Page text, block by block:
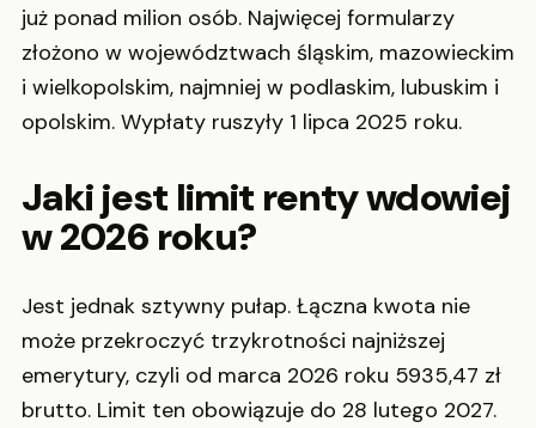
już ponad milion osób. Najwięcej formularzy
złożono w województwach śląskim, mazowieckim
i wielkopolskim, najmniej w podlaskim, lubuskim i
opolskim. Wypłaty ruszyły 1 lipca 2025 roku.
Jaki jest limit renty wdowiej
w 2026 roku?
Jest jednak sztywny pułap. Łączna kwota nie
może przekroczyć trzykrotności najniższej
emerytury, czyli od marca 2026 roku 5935,47 zł
brutto. Limit ten obowiązuje do 28 lutego 2027.